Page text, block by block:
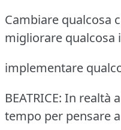
Cambiare qualcosa
migliorare qualcosa
implementare
BEATRICE: In
tempo per pensare